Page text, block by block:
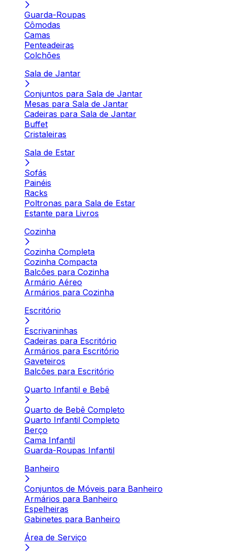
Guarda-Roupas
Cômodas
Camas
Penteadeiras
Colchões
Sala de Jantar
Conjuntos para Sala de Jantar
Mesas para Sala de Jantar
Cadeiras para Sala de Jantar
Buffet
Cristaleiras
Sala de Estar
Sofás
Painéis
Racks
Poltronas para Sala de Estar
Estante para Livros
Cozinha
Cozinha Completa
Cozinha Compacta
Balcões para Cozinha
Armário Aéreo
Armários para Cozinha
Escritório
Escrivaninhas
Cadeiras para Escritório
Armários para Escritório
Gaveteiros
Balcões para Escritório
Quarto Infantil e Bebê
Quarto de Bebê Completo
Quarto Infantil Completo
Berço
Cama Infantil
Guarda-Roupas Infantil
Banheiro
Conjuntos de Móveis para Banheiro
Armários para Banheiro
Espelheiras
Gabinetes para Banheiro
Área de Serviço